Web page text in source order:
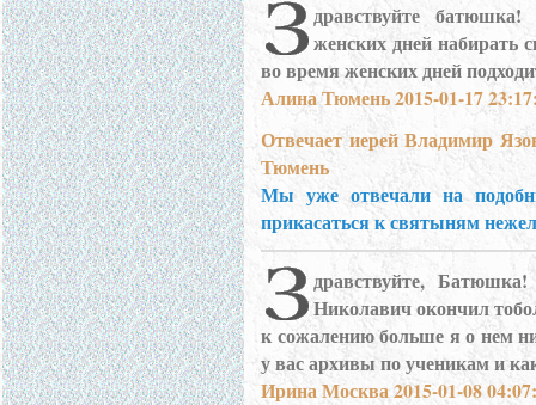
дравствуйте
женских дней набирать
во время женских дней
Алина Тюмень 2015-01-17
Отвечает иерей Владимир
Тюмень
Мы уже отвечали на
прикасаться к святыням
дравствуйте,
Николавич окончил
к сожалению больше я о нем
у вас архивы по ученикам и
Ирина Москва 2015-01-08